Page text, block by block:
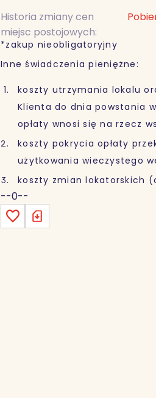
Historia zmiany cen
miejsc postojowych:
*zakup nieobligatoryjny
Inne świadczenia pieniężne:
koszty utrzymania lokalu
Klienta do dnia powstania
opłaty wnosi się na rzecz
koszty pokrycia opłaty
użytkowania wieczystego
koszty zmian lokatorskich
--0--